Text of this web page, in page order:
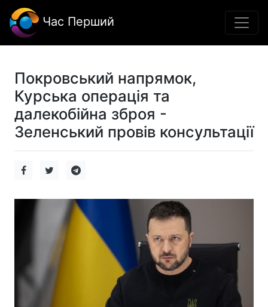
Час Перший
Покровський напрямок,
Курська операція та
далекобійна зброя -
Зеленський провів консультації